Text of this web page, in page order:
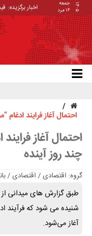
۱۴۰۵
جمعه
۱۶ مرد
اخبار برگزیده:
احتمال آغاز فرایند ادغام
احتمال آغاز
چند روز آینده
گروه: اقتصادی/ اقتصادی /
طبق گزارش های میدانی
شنیده می شود که فرآیند
آغاز می‌شود.